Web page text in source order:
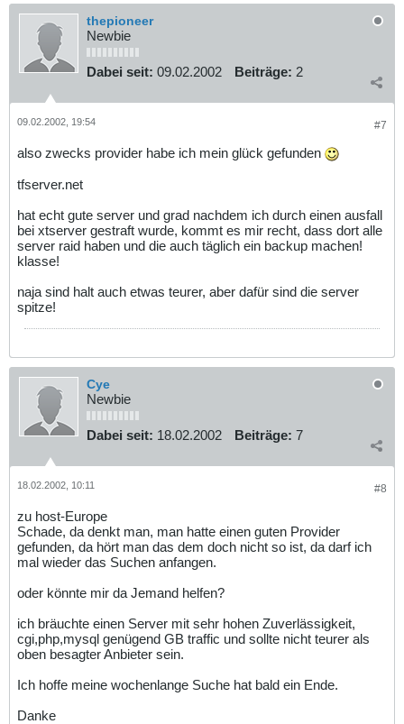
thepioneer
Newbie
Dabei seit: 09.02.2002 Beiträge: 2
#7
09.02.2002, 19:54
also zwecks provider habe ich mein glück gefunden
tfserver.net
hat echt gute server und grad nachdem ich durch einen ausfall
bei xtserver gestraft wurde, kommt es mir recht, dass dort alle
server raid haben und die auch täglich ein backup machen!
klasse!
naja sind halt auch etwas teurer, aber dafür sind die server
spitze!
Cye
Newbie
Dabei seit: 18.02.2002 Beiträge: 7
#8
18.02.2002, 10:11
zu host-Europe
Schade, da denkt man, man hatte einen guten Provider
gefunden, da hört man das dem doch nicht so ist, da darf ich
mal wieder das Suchen anfangen.
oder könnte mir da Jemand helfen?
ich bräuchte einen Server mit sehr hohen Zuverlässigkeit,
cgi,php,mysql genügend GB traffic und sollte nicht teurer als
oben besagter Anbieter sein.
Ich hoffe meine wochenlange Suche hat bald ein Ende.
Danke